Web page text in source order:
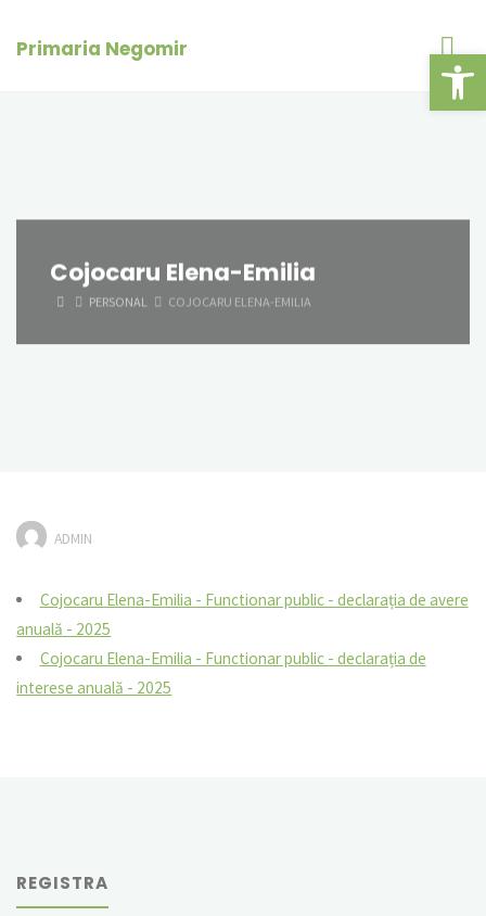
Deschide
Primaria Negomir
Cojocaru Elena-Emilia
HOMEPERSONAL COJOCARU ELENA-EMILIA
ADMIN
Cojocaru Elena-Emilia - Functionar public - declarația de avere
anuală - 2025
Cojocaru Elena-Emilia - Functionar public - declarația de
interese anuală - 2025
REGISTRA